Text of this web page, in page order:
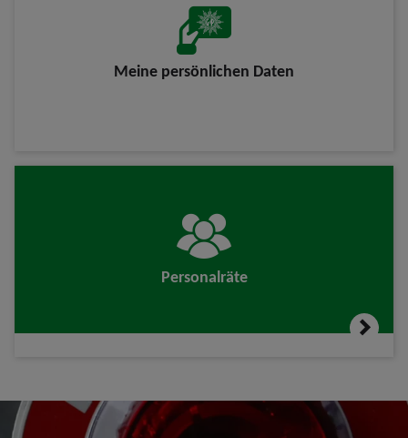
Meine persönlichen Daten
Personalräte